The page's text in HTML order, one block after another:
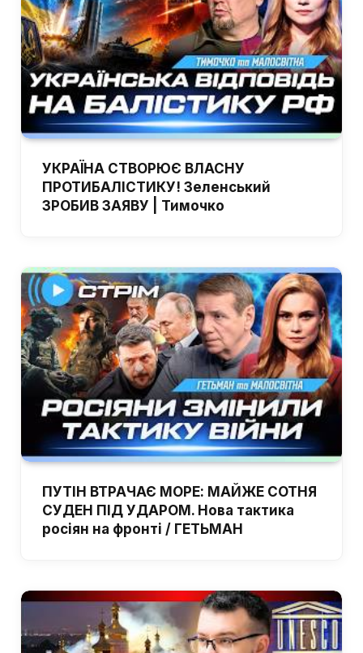
УКРАЇНА СТВОРЮЄ ВЛАСНУ
ПРОТИБАЛІСТИКУ! Зеленський
ЗРОБИВ ЗАЯВУ | Тимочко
ПУТІН ВТРАЧАЄ МОРЕ: МАЙЖЕ СОТНЯ
СУДЕН ПІД УДАРОМ. Нова тактика
росіян на фронті / ГЕТЬМАН